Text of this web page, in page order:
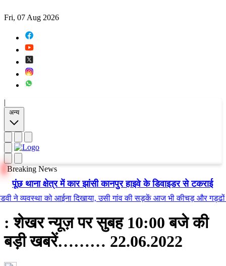
Fri, 07 Aug 2026
|
अन्य
Breaking News
पूंछ थाना क्षेत्र में कार झांसी कानपुर हाइवे के डिवाइडर से टकराई
को आईना दिखाया, उसी गांव की सड़कें आज भी कीचड़ और गड्ढों में
: शेखर न्यूज़ पर सुबह 10:00 बजे की
बड़ी खबरें……… 22.06.2022